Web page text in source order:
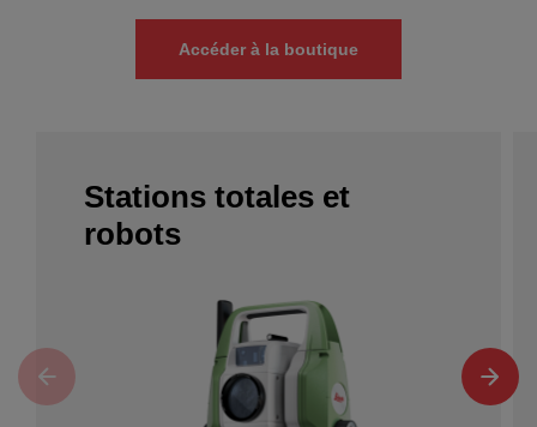
Accéder à la boutique
Stations totales et
robots